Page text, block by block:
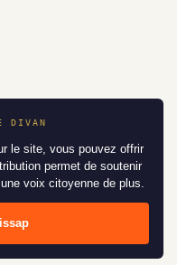
DIVAN
le site, vous pouvez offrir
permet de soutenir
voix citoyenne de plus.